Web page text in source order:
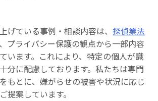
げている事例・相談内容は、探偵業法
プライバシー保護の観点から一部内容
います。これにより、特定の個人が識
分に配慮しております。私たちは専門
もとに、嫌がらせの被害や状況に応じ
提案しています。